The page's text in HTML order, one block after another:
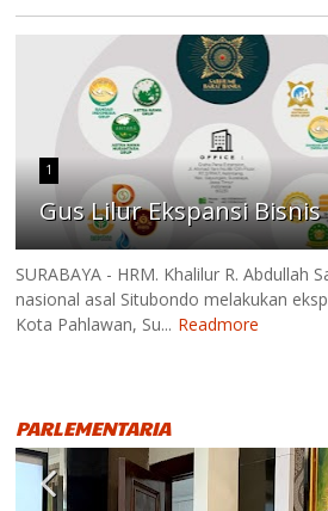
1
Gus Lilur Ekspansi
SURABAYA - HRM. Khalilur R. Abdullah
nasional asal Situbondo melakukan
Kota Pahlawan, Su... Readmore
PARLEMENTARIA